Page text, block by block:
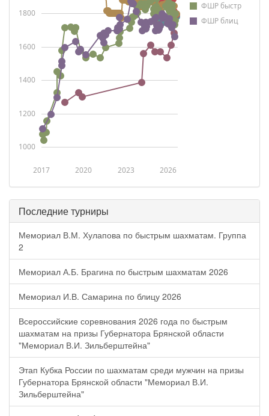
ФШР быстр
ФШР блиц
2017 2020 2023 2026
1000
1200
1400
1600
1800
Последние турниры
Мемориал В.М. Хулапова по быстрым шахматам. Группа
2
Мемориал А.Б. Брагина по быстрым шахматам 2026
Мемориал И.В. Самарина по блицу 2026
Всероссийские соревнования 2026 года по быстрым
шахматам на призы Губернатора Брянской области
"Мемориал В.И. Зильберштейна"
Этап Кубка России по шахматам среди мужчин на призы
Губернатора Брянской области "Мемориал В.И.
Зильберштейна"